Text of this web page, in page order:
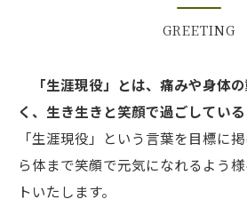
GREETING
「生涯現役」とは、痛みや身体
く、生き生きと笑顔で過ごしている
「生涯現役」という言葉を目標に
ら体まで笑顔で元気になれるよう
トいたします。